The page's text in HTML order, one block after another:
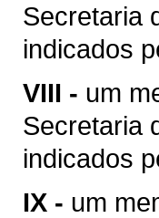
Secretaria
indicados
VIII - um
Secretaria
indicados
IX - um